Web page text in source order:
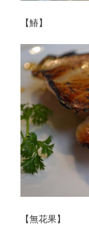
【鰆】
【無花果】